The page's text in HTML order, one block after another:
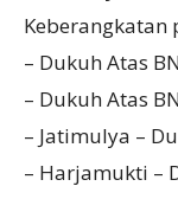
Keberangkatan
– Dukuh Atas
– Dukuh Atas
– Jatimulya –
– Harjamukti –